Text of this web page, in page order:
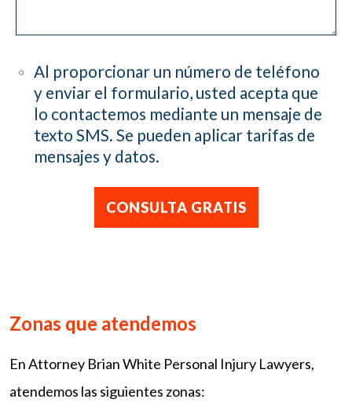
Al proporcionar un número de teléfono
y enviar el formulario, usted acepta que
lo contactemos mediante un mensaje de
texto SMS. Se pueden aplicar tarifas de
mensajes y datos.
Zonas que atendemos
En Attorney Brian White Personal Injury Lawyers,
atendemos las siguientes zonas: